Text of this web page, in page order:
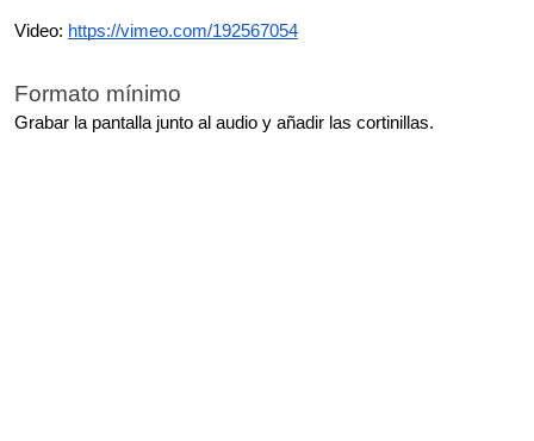
Video: https://vimeo.com/192567054
Formato mínimo
Grabar la pantalla junto al audio y añadir las cortinillas.